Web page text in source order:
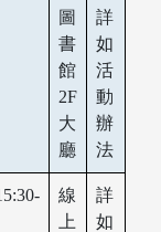
圖
書
館
2F
大
廳
詳
如
活
動
辦
法
線
上
詳
如